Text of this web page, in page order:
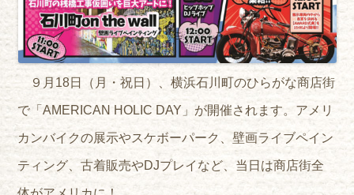
９月18日（月・祝日）、横浜石川町のひらがな商店街
で「AMERICAN HOLIC DAY」が開催されます。アメリ
カンバイクの展示やスケボーパーク、壁画ライブペイン
ティング、古着販売やDJプレイなど、当日は商店街全